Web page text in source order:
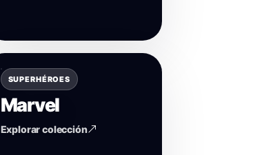
SUPERHÉROES
Marvel
Explorar colección